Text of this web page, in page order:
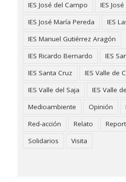
IES José del Campo
IES
IES José María Pereda
IES
IES Manuel Gutiérrez Aragón
IES Ricardo Bernardo
IES
IES Santa Cruz
IES Valle de
IES Valle del Saja
IES Valle
Medioambiente
Opinión
Red-acción
Relato
Solidarios
Visita